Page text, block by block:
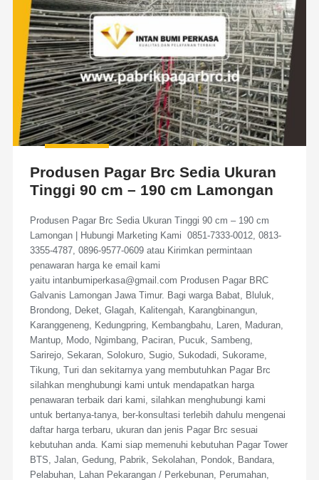
Produsen Pagar Brc Sedia Ukuran
Tinggi 90 cm – 190 cm Lamongan
Produsen Pagar Brc Sedia Ukuran Tinggi 90 cm – 190 cm
Lamongan | Hubungi Marketing Kami 0851-7333-0012, 0813-
3355-4787, 0896-9577-0609 atau Kirimkan permintaan
penawaran harga ke email kami
yaitu intanbumiperkasa@gmail.com Produsen Pagar BRC
Galvanis Lamongan Jawa Timur. Bagi warga Babat, Bluluk,
Brondong, Deket, Glagah, Kalitengah, Karangbinangun,
Karanggeneng, Kedungpring, Kembangbahu, Laren, Maduran,
Mantup, Modo, Ngimbang, Paciran, Pucuk, Sambeng,
Sarirejo, Sekaran, Solokuro, Sugio, Sukodadi, Sukorame,
Tikung, Turi dan sekitarnya yang membutuhkan Pagar Brc
silahkan menghubungi kami untuk mendapatkan harga
penawaran terbaik dari kami, silahkan menghubungi kami
untuk bertanya-tanya, ber-konsultasi terlebih dahulu mengenai
daftar harga terbaru, ukuran dan jenis Pagar Brc sesuai
kebutuhan anda. Kami siap memenuhi kebutuhan Pagar Tower
BTS, Jalan, Gedung, Pabrik, Sekolahan, Pondok, Bandara,
Pelabuhan, Lahan Pekarangan / Perkebunan, Perumahan,